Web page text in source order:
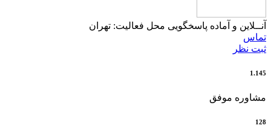
آنــلاین و آماده پاسخگویی محل فعالیت: تهران
تماس
ثبت نظر
1.145
مشاوره موفق
128